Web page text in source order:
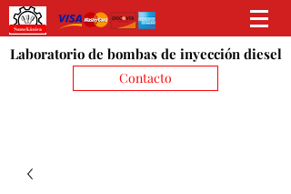
Laboratorio de bombas de inyección diesel
Contacto